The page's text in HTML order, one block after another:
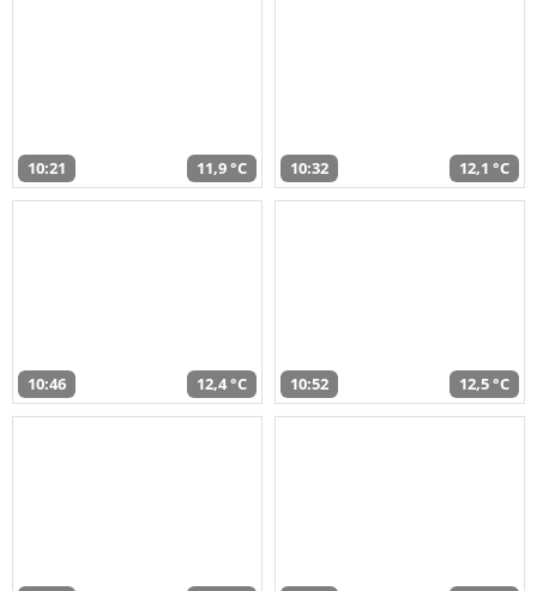
10:21 11,9 °C 10:32 12,1 °C
10:46 12,4 °C 10:52 12,5 °C